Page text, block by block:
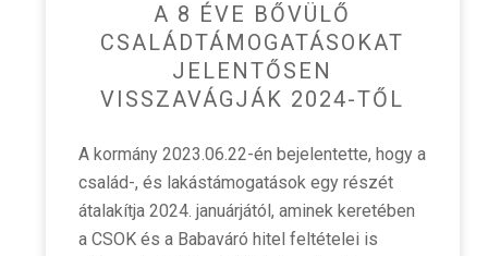
A 8 ÉVE BŐVÜLŐ
CSALÁDTÁMOGATÁSOKAT
JELENTŐSEN
VISSZAVÁGJÁK 2024-TŐL
A kormány 2023.06.22-én bejelentette, hogy a
család-, és lakástámogatások egy részét
átalakítja 2024. januárjától, aminek keretében
a CSOK és a Babaváró hitel feltételei is